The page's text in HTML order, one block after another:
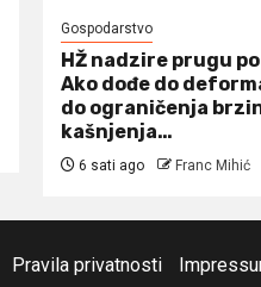
Gospodarstvo
HŽ nadzire prugu
Ako dođe do
do ograničenja
kašnjenja…
6 sati ago Franc Mihić
Pravila privatnosti